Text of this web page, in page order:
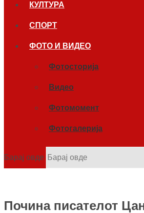
КУЛТУРА
СПОРТ
ФОТО И ВИДЕО
Фотосторија
Видео
Фотомомент
Фотогалерија
Барај овде
Почина писателот